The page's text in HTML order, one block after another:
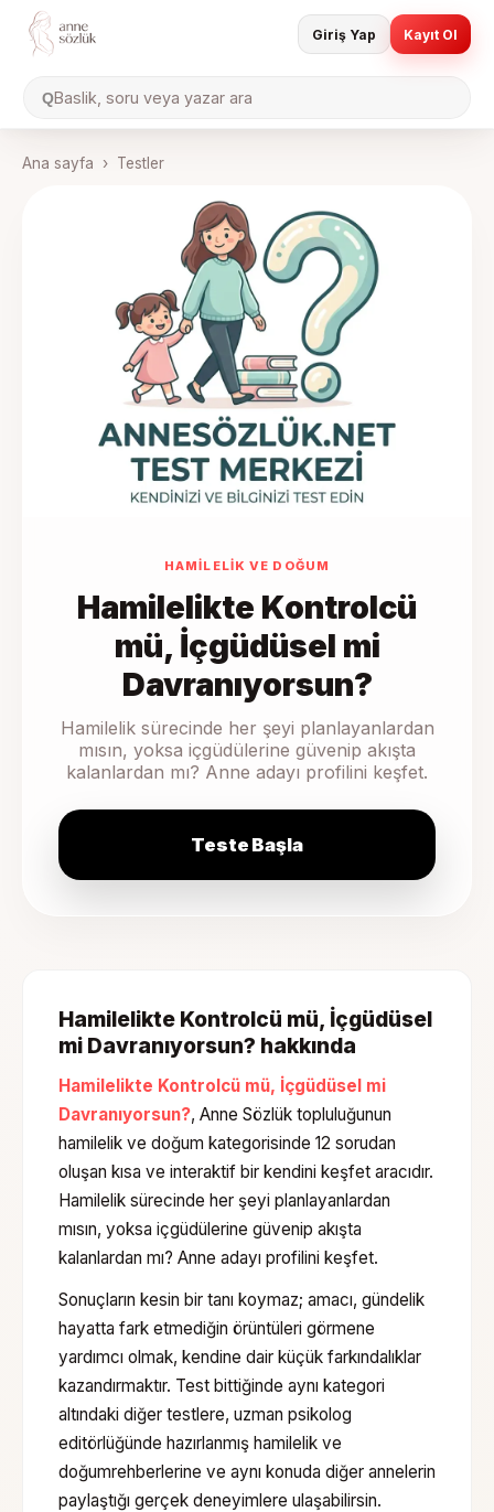
QBaslik, soru veya yazar ara
Giriş Yap Kayıt Ol
Ana sayfa › Testler
HAMILELIK VE DOĞUM
Hamilelikte Kontrolcü
mü, İçgüdüsel mi
Davranıyorsun?
Hamilelik sürecinde her şeyi planlayanlardan
mısın, yoksa içgüdülerine güvenip akışta
kalanlardan mı? Anne adayı profilini keşfet.
Teste Başla
Hamilelikte Kontrolcü mü, İçgüdüsel
mi Davranıyorsun? hakkında
Hamilelikte Kontrolcü mü, İçgüdüsel mi
Davranıyorsun?, Anne Sözlük topluluğunun
hamilelik ve doğum kategorisinde 12 sorudan
oluşan kısa ve interaktif bir kendini keşfet aracıdır.
Hamilelik sürecinde her şeyi planlayanlardan
mısın, yoksa içgüdülerine güvenip akışta
kalanlardan mı? Anne adayı profilini keşfet.
Sonuçların kesin bir tanı koymaz; amacı, gündelik
hayatta fark etmediğin örüntüleri görmene
yardımcı olmak, kendine dair küçük farkındalıklar
kazandırmaktır. Test bittiğinde aynı kategori
altındaki diğer testlere, uzman psikolog
editörlüğünde hazırlanmış hamilelik ve
doğumrehberlerine ve aynı konuda diğer annelerin
paylaştığı gerçek deneyimlere ulaşabilirsin.